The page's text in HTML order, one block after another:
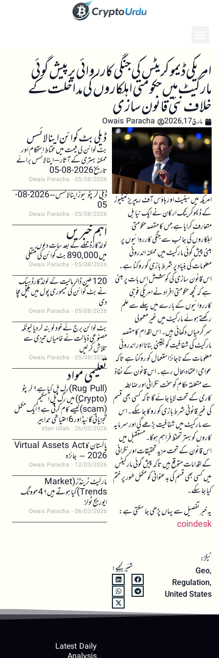
امریکی ڈیموکریٹس کی جنگی کارروائی پر پیش گوئی
مارکیٹ میں حکومتی اہلکاروں کی مداخلت کے
خلاف نئی قانون سازی
مارچ 17, 2026 Owais Paracha
امریکہ میں سینیٹ اور ہاؤس آف ریپریزنٹیٹیوز
کے ڈیموکریٹک ارکان نے ایک نیا بل
متعارف کرایا ہے جس کا مقصد حکومتی
اہلکاروں کی جانب سے جنگی کارروائیوں پر
مبنی پیش گوئی مارکیٹ میں ممکنہ اندرونی
معلومات کی بنیاد پر شرط بازی کو روکنا ہے۔
اس قانون سازی کی کوشش اس بات پر مبنی
ہے کہ کچھ حکومتی افراد نے امریکی فوجی
کارروائیوں کے بارے میں پہلے سے علم
رکھتے ہوئے مارکیٹ میں غیر معمولی
سرگرمیاں دکھائی ہیں۔ اس اقدام کا مقصد
مارکیٹ کی شفافیت کو یقینی بنانا اور اندرونی
معلومات کے ناجائز استعمال کو روکنا ہے تاکہ
عوامی اعتماد بحال رہے۔ اس قانون کے نفاذ
سے متعلقہ حکام کو سخت نگرانی اور ضابطہ
کاری کے تحت لایا جائے گا تاکہ کسی بھی قسم
کی غیر قانونی شرط بازی کو روکا جا سکے۔ اس
سے مارکیٹ میں شفافیت بڑھے گی اور سرمایہ
کاروں کو بہتر تحفظ فراہم ہوگا۔ مستقبل میں
اس قانون کے تحت مزید تحقیقات اور نگرانی
کے اقدامات متوقع ہیں تاکہ پیش گوئی مارکیٹس
میں کسی بھی قسم کی بدعنوانی کو مکمل طور پر ختم
کیا جا سکے۔
یہ خبر تفصیل سے یہاں پڑھی جا سکتی ہے:
coindesk
ٹیگز:
Geo,
Regulation,
United States
شئیر کیجیے:
ڈیلی بٹ کوائن اینالائسس
بٹ کوائن کی قیمت میں محتاط استحکام اور
ممکنہ بہتری کے آثار – اینالائسس برائے
تاریخ 2026-08-05
Owais Paracha 05/08/2026
ڈیلی کرپٹو نیوز اینالائسس – 2026-08-
05
Owais Paracha 05/08/2026
اہم خبریں
کولڈکارڈ حملے کے بعد سات دنوں
میں 890,000 بٹ کوائن کی منتقلی
Owais Paracha 05/08/2026
120 ملین ڈالر مالیت کے کولڈکارڈ ہیک
نے بٹ کوائن کی میموری پول میں ہلچل مچا
دی
Owais Paracha 05/08/2026
بٹ کوائن برج نے خود کو بند کر دیا کیونکہ
مصنوعی ذہانت نے خامیاں تیزی سے
تلاش کر لیں
Owais Paracha 05/08/2026
تعلیمی مواد(Rug Pull)رگ پل کیا ہے؟ کرپٹو
(Crypto) میں رگ پل اسکیم
(scam)کیسے کام کرتی ہے؟ ایک مکمل
تجزیاتی گائیڈ اور 6 احتیاطی تدابیر
Irfan Ullah 26/03/2026
پاکستان کا Virtual Assets Act
2026 – جائزہ
Owais Paracha 12/03/2026
مارکیٹ ٹرینڈز (Market
Trends) کیا ہوتے ہیں؟ 4 موونگ
ایوریج ٹولز
Owais Paracha 06/03/2026
Latest Daily